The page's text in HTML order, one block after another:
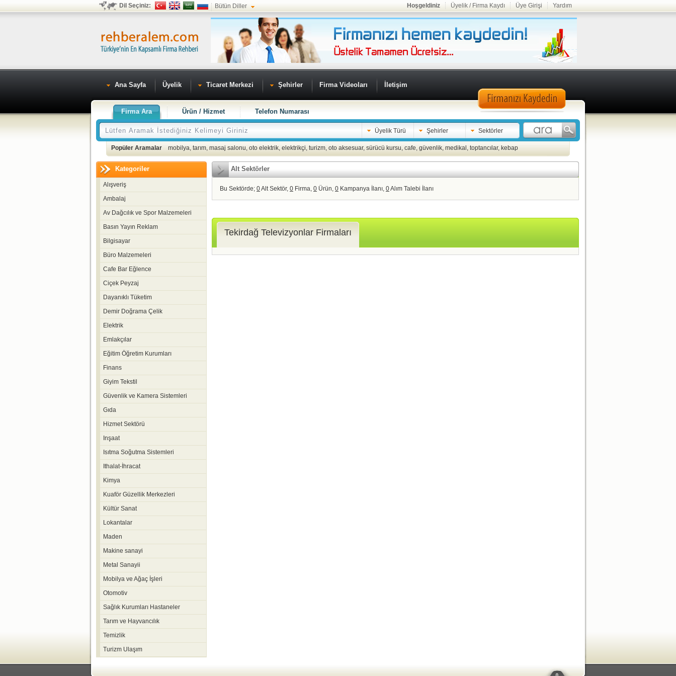
Dil Seçiniz: Bütün Diller Hoşgeldiniz Üyelik / Firma Kaydı Üye Girişi Yardım
Ana Sayfa Üyelik Ticaret Merkezi Şehirler Firma Videoları İletişim
Firma Ara Ürün / Hizmet Telefon Numarası
Üyelik Türü Şehirler Sektörler
Popüler Aramalar mobilya, tarım, masaj salonu, oto elektrik, elektrikçi, turizm, oto aksesuar, sürücü kursu, cafe, güvenlik, medikal , toptancılar, kebap
Kategoriler
Alışveriş
Ambalaj
Av Dağcılık ve Spor Malzemeleri
Basın Yayın Reklam
Bilgisayar
Büro Malzemeleri
Cafe Bar Eğlence
Ciçek Peyzaj
Dayanıklı Tüketim
Demir Doğrama Çelik
Elektrik
Emlakçılar
Eğitim Öğretim Kurumları
Finans
Giyim Tekstil
Güvenlik ve Kamera Sistemleri
Gıda
Hizmet Sektörü
Inşaat
Isıtma Soğutma Sistemleri
Ithalat-İhracat
Kimya
Kuaför Güzellik Merkezleri
Kültür Sanat
Lokantalar
Maden
Makine sanayi
Metal Sanayii
Mobilya ve Ağaç İşleri
Otomotiv
Sağlık Kurumları Hastaneler
Tarım ve Hayvancılık
Temizlik
Turizm Ulaşım
Alt Sektörler
Bu Sektörde; 0Alt Sektör, 0 Firma, 0 Ürün, 0 Kampanya İlanı, 0Alım Talebi İlanı
Tekirdağ Televizyonlar Firmaları